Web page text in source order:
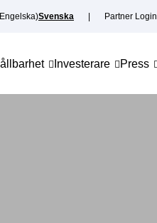
Engelska)Svenska Partner Login
Investerare Press